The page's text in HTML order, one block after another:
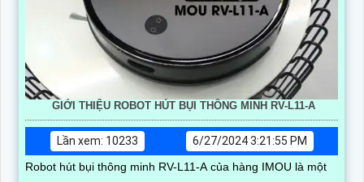
GIỚI THIỆU ROBOT HÚT BỤI THÔNG MINH RV-L11-A
Lần xem: 10233
6/27/2024 3:21:55 PM
Robot hút bụi thông minh RV-L11-A của hàng IMOU là một